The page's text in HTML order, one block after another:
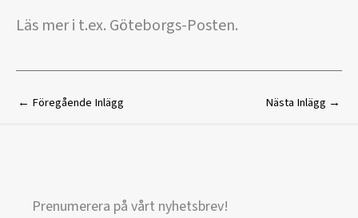
Läs mer i t.ex. Göteborgs-Posten.
← Föregående Inlägg Nästa Inlägg →
Prenumerera på vårt nyhetsbrev!